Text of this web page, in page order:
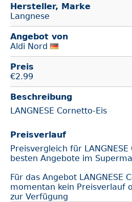
Hersteller, Marke
Langnese
Angebot von
Aldi Nord
Preis
€2.99
Beschreibung
LANGNESE Cornetto-Eis
Preisverlauf
Preisvergleich für
besten Angebote im
Für das Angebot LANGNESE
momentan kein Preisverlauf
zur Verfügung